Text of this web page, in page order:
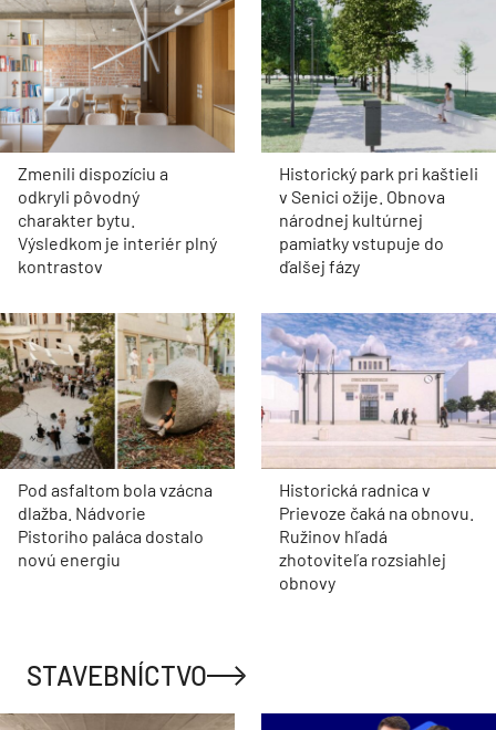
Zmenili dispozíciu a
odkryli pôvodný
charakter bytu.
Výsledkom je interiér plný
kontrastov
Historický park pri kaštieli
v Senici ožije. Obnova
národnej kultúrnej
pamiatky vstupuje do
ďalšej fázy
Pod asfaltom bola vzácna
dlažba. Nádvorie
Pistoriho paláca dostalo
novú energiu
Historická radnica v
Prievoze čaká na obnovu.
Ružinov hľadá
zhotoviteľa rozsiahlej
obnovy
STAVEBNÍCTVO